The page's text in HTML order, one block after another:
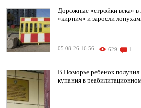
Дорожные «стройки века» в
«кирпич» и заросли
05.08.26 16:56 629 1
В Поморье ребенок получил
купания в